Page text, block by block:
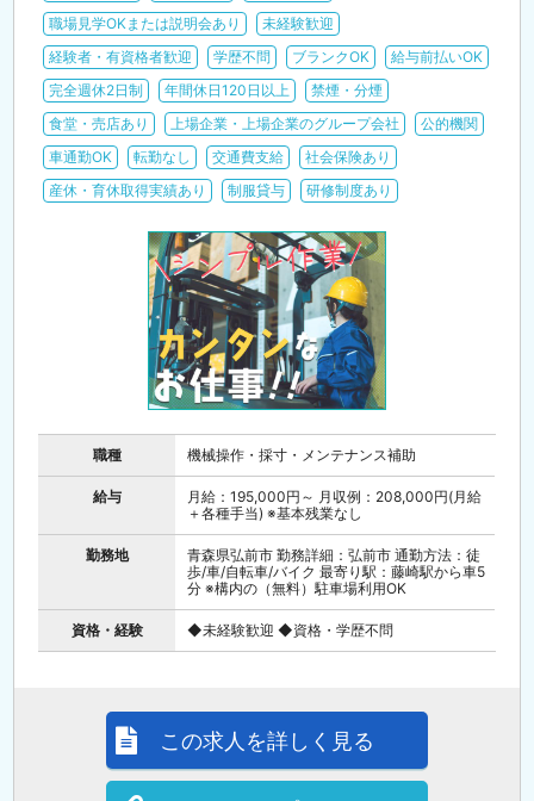
職場見学OKまたは説明会あり
未経験歓迎
経験者・有資格者歓迎
学歴不問 ブランクOK
給与前払いOK
完全週休2日制
年間休日120日以上
禁煙・分煙
食堂・売店あり
上場企業・上場企業のグループ会社
公的機関
車通勤OK
転勤なし 交通費支給
社会保険あり
産休・育休取得実績あり
制服貸与 研修制度あり
職種 機械操作・採寸・メンテナンス補助
給与
月給：195,000円～ 月収例：208,000円(月給
＋各種手当) ※基本残業なし
勤務地
青森県弘前市 勤務詳細：弘前市 通勤方法：徒
歩/車/自転車/バイク 最寄り駅：藤崎駅から車5
分 ※構内の（無料）駐車場利用OK
資格・経験 ◆未経験歓迎 ◆資格・学歴不問
この求人を詳しく見る